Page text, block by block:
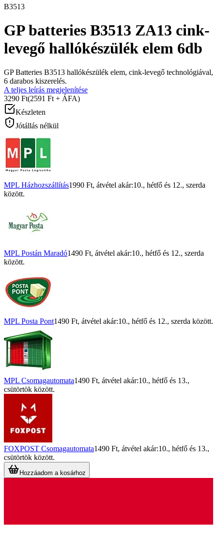
B3513
GP batteries B3513 ZA13 cink-
levegő hallókészülék elem 6db
GP Batteries B3513 hallókészülék elem, cink-levegő technológiával,
6 darabos kiszerelés.
A teljes leírás megjelenítése
3290 Ft(2591 Ft + ÁFA)
Készleten
Jótállás nélkül
MPL Házhozszállítás1990 Ft, átvétel akár:10., hétfő és 12., szerda
között.
MPL Postán Maradó1490 Ft, átvétel akár:10., hétfő és 12., szerda
között.
MPL Posta Pont1490 Ft, átvétel akár:10., hétfő és 12., szerda között.
MPL Csomagautomata1490 Ft, átvétel akár:10., hétfő és 13.,
csütörtök között.
FOXPOST Csomagautomata1490 Ft, átvétel akár:10., hétfő és 13.,
csütörtök között.
Hozzáadom a kosárhoz